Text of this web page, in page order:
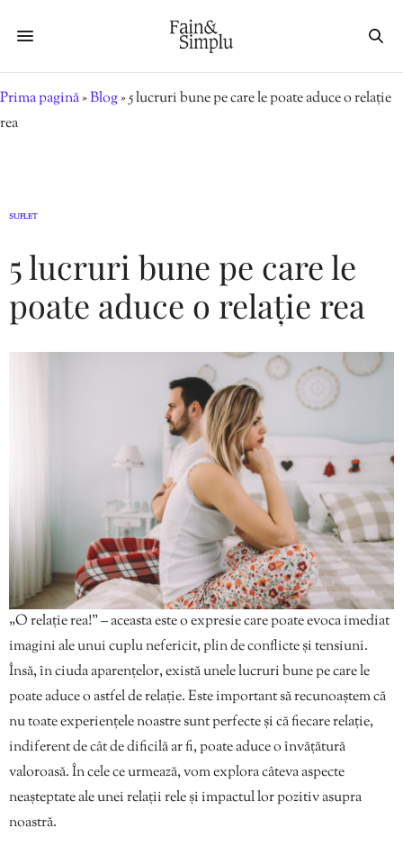
Prima pagină»Blog»5 lucruri bune pe care le poate aduce o relație
rea
SUFLET
5 lucruri bune pe care le
poate aduce o relație rea
„O relație rea!” – aceasta este o expresie care poate evoca imediat
imagini ale unui cuplu nefericit, plin de conflicte și tensiuni.
Însă, în ciuda aparențelor, există unele lucruri bune pe care le
poate aduce o astfel de relație. Este important să recunoaștem că
nu toate experiențele noastre sunt perfecte și că fiecare relație,
indiferent de cât de dificilă ar fi, poate aduce o învățătură
valoroasă. În cele ce urmează, vom explora câteva aspecte
neașteptate ale unei relații rele și impactul lor pozitiv asupra
noastră.